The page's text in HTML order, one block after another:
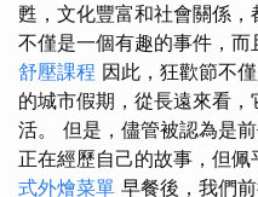
甦，文化豐富和社會關係
不僅是一個有趣的事件，而
舒壓課程 因此，狂歡節不
的城市假期，從長遠來看
活。 但是，儘管被認為是
正在經歷自己的故事，但佩
式外燴菜單 早餐後，我們